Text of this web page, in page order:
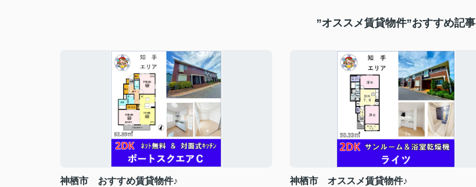
”オススメ賃貸物件”おすすめ記事
神栖市 おすすめ賃貸物件♪ 神栖市 オススメ賃貸物件♪